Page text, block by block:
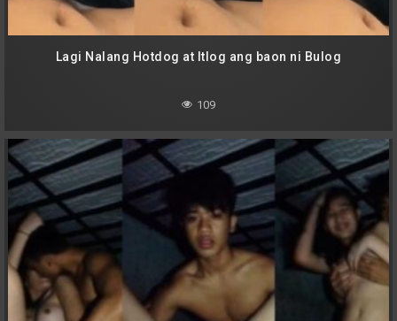
Lagi Nalang Hotdog at Itlog ang baon ni Bulog
109